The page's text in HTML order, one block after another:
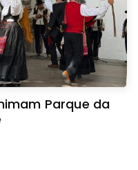
Parque da